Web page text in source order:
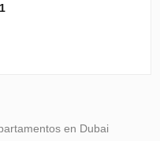
1
en Dubai